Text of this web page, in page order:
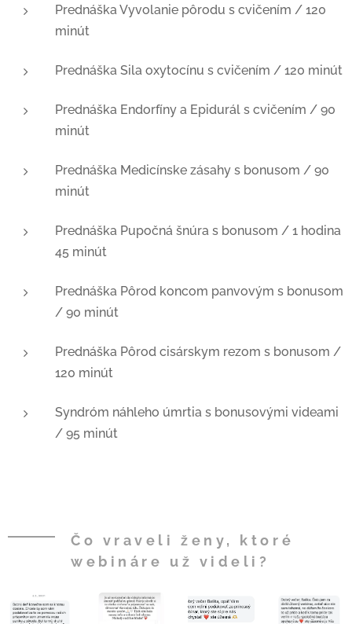
Prednáška Vyvolanie pôrodu s cvičením / 120
minút
Prednáška Sila oxytocínu s cvičením / 120 minút
Prednáška Endorfíny a Epidurál s cvičením / 90
minút
Prednáška Medicínske zásahy s bonusom / 90
minút
Prednáška Pupočná šnúra s bonusom / 1 hodina
45 minút
Prednáška Pôrod koncom panvovým s bonusom
/ 90 minút
Prednáška Pôrod cisárskym rezom s bonusom /
120 minút
Syndróm náhleho úmrtia s bonusovými videami
/ 95 minút
Čo vraveli ženy, ktoré
webináre už videli?